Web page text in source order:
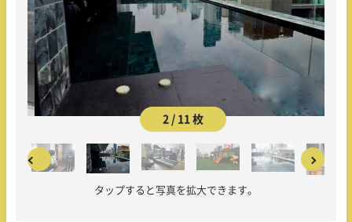
2 / 11 枚
タップすると写真を拡大できます。